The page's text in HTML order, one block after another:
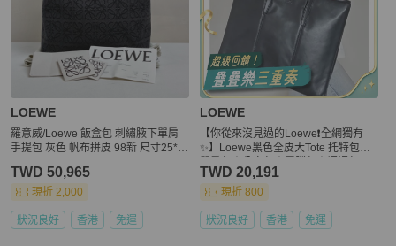
LOEWE
羅意威/Loewe 飯盒包 刺繡腋下單肩
手提包 灰色 帆布拼皮 98新 尺寸25*1
TWD 50,965
現折 2,000
狀況良好 香港 免運
LOEWE
【你從來沒見過的Loewe❗️全網獨有
✨】Loewe黑色全皮大Tote 托特包｜
TWD 20,191
現折 800
狀況良好 香港 免運